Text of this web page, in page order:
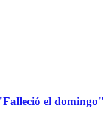
el domingo"